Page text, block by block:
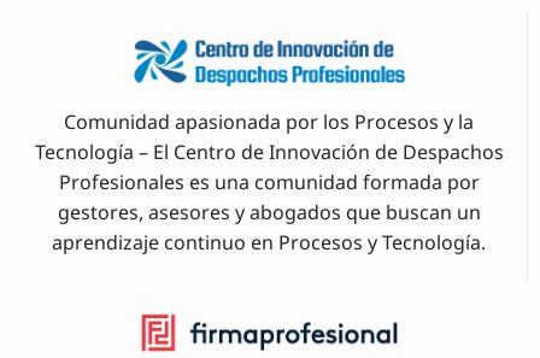
Comunidad apasionada por los Procesos y la
Tecnología – El Centro de Innovación de Despachos
Profesionales es una comunidad formada por
gestores, asesores y abogados que buscan un
aprendizaje continuo en Procesos y Tecnología.